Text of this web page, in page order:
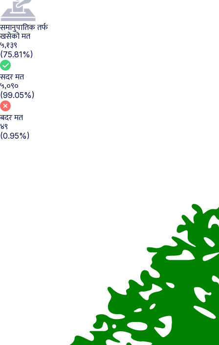
समानुपातिक तर्फ
खसेको मत
५,१३९
(75.81%)
सदर मत
५,०९०
(99.05%)
बदर मत
४९
(0.95%)